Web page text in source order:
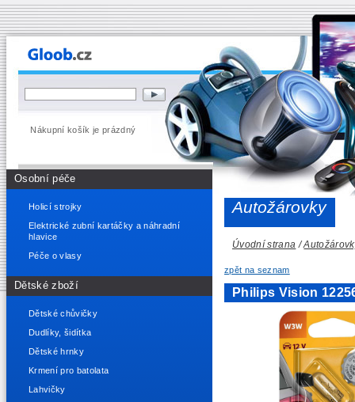
Nákupní košík je prázdný
Osobní péče
Holicí strojky
Elektrické zubní kartáčky a náhradní
hlavice
Péče o vlasy
Dětské zboží
Dětské chůvičky
Dudlíky, šidítka
Dětské hrnky
Krmení pro batolata
Lahvičky
Autožárovky
Úvodní strana /
zpět na seznam
Philips Vision